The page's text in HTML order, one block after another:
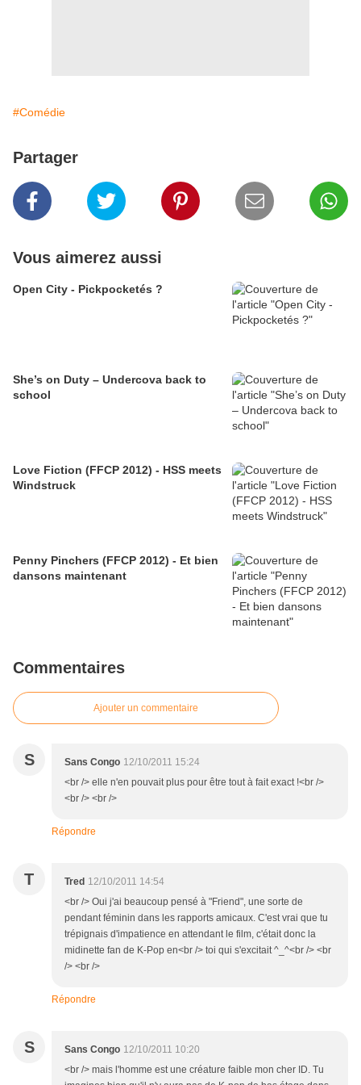
#Comédie
Partager
Vous aimerez aussi
Open City - Pickpocketés ?
She’s on Duty – Undercova back to
school
Love Fiction (FFCP 2012) - HSS meets
Windstruck
Penny Pinchers (FFCP 2012) - Et bien
dansons maintenant
Commentaires
Ajouter un commentaire
S Sans Congo 12/10/2011 15:24
<br /> elle n'en pouvait plus pour être tout à fait exact !<br />
<br /> <br />
Répondre
T Tred 12/10/2011 14:54
<br /> Oui j'ai beaucoup pensé à "Friend", une sorte de
pendant féminin dans les rapports amicaux. C'est vrai que tu
trépignais d'impatience en attendant le film, c'était donc la
midinette fan de K-Pop en<br /> toi qui s'excitait ^_^<br /> <br
/> <br />
Répondre
S Sans Congo 12/10/2011 10:20
<br /> mais l'homme est une créature faible mon cher ID. Tu